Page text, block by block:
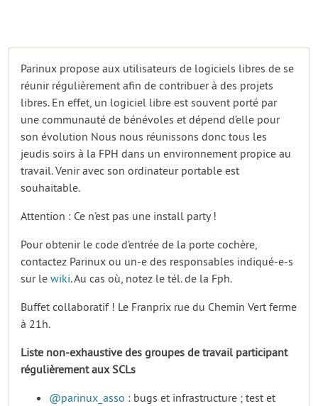
Parinux propose aux utilisateurs de logiciels libres de se
réunir régulièrement afin de contribuer à des projets
libres. En effet, un logiciel libre est souvent porté par
une communauté de bénévoles et dépend d’elle pour
son évolution Nous nous réunissons donc tous les
jeudis soirs à la FPH dans un environnement propice au
travail. Venir avec son ordinateur portable est
souhaitable.
Attention : Ce n’est pas une install party !
Pour obtenir le code d’entrée de la porte cochère,
contactez Parinux ou un-e des responsables indiqué-e-s
sur le wiki. Au cas où, notez le tél. de la Fph.
Buffet collaboratif ! Le Franprix rue du Chemin Vert ferme
à 21h.
Liste non-exhaustive des groupes de travail participant
régulièrement aux SCLs
@parinux_asso : bugs et infrastructure ; test et